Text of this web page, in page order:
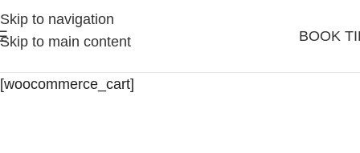
Skip to navigation
Skip to main content
BOOK
[woocommerce_cart]